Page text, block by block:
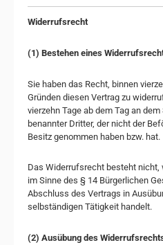
Widerrufsrecht
(1) Bestehen eines
Sie haben das Recht, binnen
Gründen diesen Vertrag zu
vierzehn Tage ab dem Tag an
benannter Dritter, der nicht der
Besitz genommen haben bzw. hat.
Das Widerrufsrecht besteht nicht,
im Sinne des § 14 Bürgerlichen
Abschluss des Vertrags in
selbständigen Tätigkeit handelt.
(2) Ausübung des